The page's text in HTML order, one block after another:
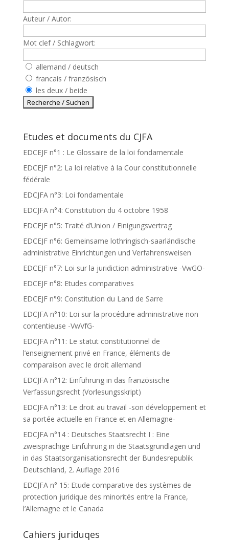
Auteur / Autor:
Mot clef / Schlagwort:
allemand / deutsch
francais / französisch
les deux / beide
Etudes et documents du CJFA
EDCEJF n°1 : Le Glossaire de la loi fondamentale
EDCEJF n°2: La loi relative à la Cour constitutionnelle
fédérale
EDCJFA n°3: Loi fondamentale
EDCJFA n°4: Constitution du 4 octobre 1958
EDCEJF n°5: Traité d’Union / Einigungsvertrag
EDCEJF n°6: Gemeinsame lothringisch-saarländische
administrative Einrichtungen und Verfahrensweisen
EDCEJF n°7: Loi sur la juridiction administrative -VwGO-
EDCEJF n°8: Etudes comparatives
EDCEJF n°9: Constitution du Land de Sarre
EDCJFA n°10: Loi sur la procédure administrative non
contentieuse -VwVfG-
EDCJFA n°11: Le statut constitutionnel de
l’enseignement privé en France, éléments de
comparaison avec le droit allemand
EDCJFA n°12: Einführung in das französische
Verfassungsrecht (Vorlesungsskript)
EDCJFA n°13: Le droit au travail -son développement et
sa portée actuelle en France et en Allemagne-
EDCJFA n°14 : Deutsches Staatsrecht I : Eine
zweisprachige Einführung in die Staatsgrundlagen und
in das Staatsorganisationsrecht der Bundesrepublik
Deutschland, 2. Auflage 2016
EDCJFA n° 15: Etude comparative des systèmes de
protection juridique des minorités entre la France,
l’Allemagne et le Canada
Cahiers juriduqes